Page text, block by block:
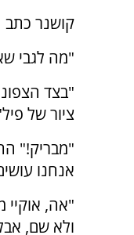
קושנר כתב
"מה לגבי
"בצד
ציור של
"מבריק!"
אנחנו
"אה, אוקיי
ולא שם,